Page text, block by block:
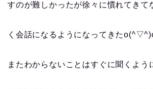
すのが難しかったが徐々に慣れてきて
く会話になるようになってきた
またわからないことはすぐに聞くよう